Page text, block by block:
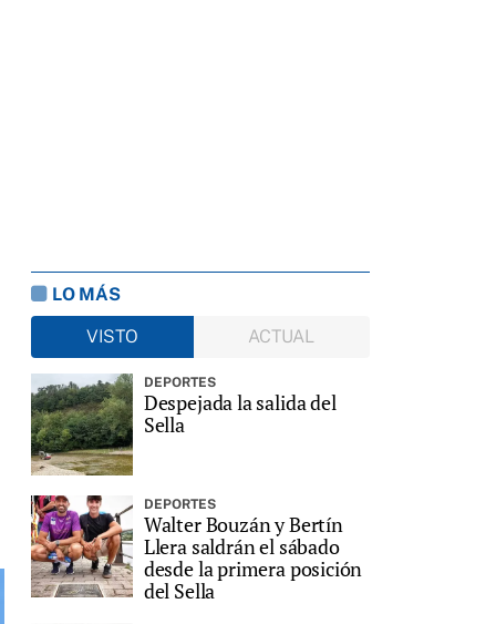
LO MÁS
VISTO
ACTUAL
DEPORTES
Despejada la salida del
Sella
DEPORTES
Walter Bouzán y Bertín
Llera saldrán el sábado
desde la primera posición
del Sella